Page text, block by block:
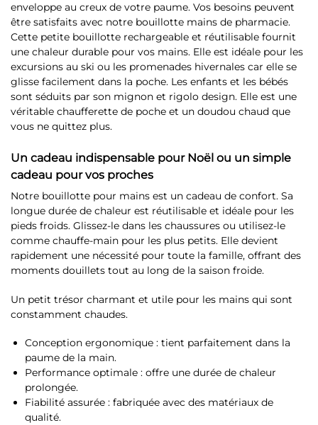
enveloppe au creux de votre paume. Vos besoins peuvent
être satisfaits avec notre bouillotte mains de pharmacie.
Cette petite bouillotte rechargeable et réutilisable fournit
une chaleur durable pour vos mains. Elle est idéale pour les
excursions au ski ou les promenades hivernales car elle se
glisse facilement dans la poche. Les enfants et les bébés
sont séduits par son mignon et rigolo design. Elle est une
véritable chaufferette de poche et un doudou chaud que
vous ne quittez plus.
Un cadeau indispensable pour Noël ou un simple
cadeau pour vos proches
Notre bouillotte pour mains est un cadeau de confort. Sa
longue durée de chaleur est réutilisable et idéale pour les
pieds froids. Glissez-le dans les chaussures ou utilisez-le
comme chauffe-main pour les plus petits. Elle devient
rapidement une nécessité pour toute la famille, offrant des
moments douillets tout au long de la saison froide.
Un petit trésor charmant et utile pour les mains qui sont
constamment chaudes.
Conception ergonomique : tient parfaitement dans la
paume de la main.
Performance optimale : offre une durée de chaleur
prolongée.
Fiabilité assurée : fabriquée avec des matériaux de
qualité.